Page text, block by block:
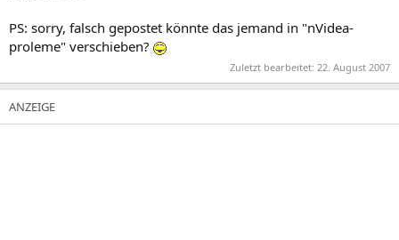
PS: sorry, falsch gepostet könnte das jemand in "nVidea-
proleme" verschieben?
Zuletzt bearbeitet: 22. August 2007